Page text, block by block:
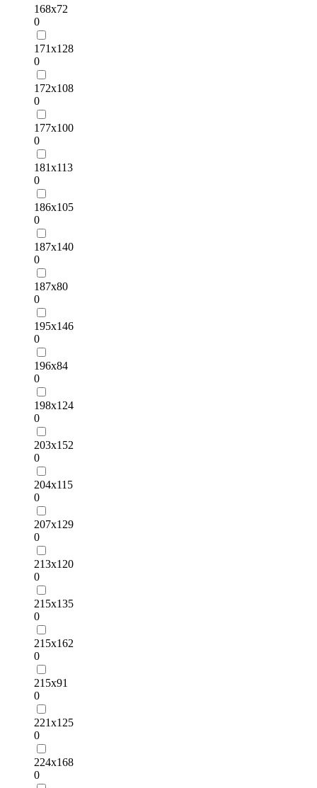
168х72
0
171х128
0
172х108
0
177х100
0
181х113
0
186х105
0
187х140
0
187х80
0
195х146
0
196х84
0
198х124
0
203х152
0
204х115
0
207х129
0
213х120
0
215х135
0
215х162
0
215х91
0
221х125
0
224х168
0